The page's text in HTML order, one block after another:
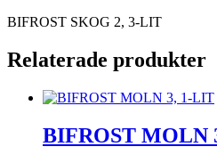
BIFROST SKOG 2, 3-LIT
Relaterade produkter
BIFROST MOLN